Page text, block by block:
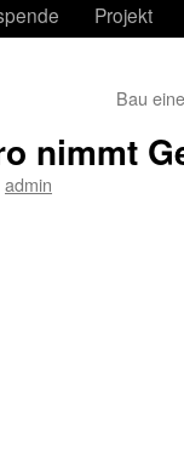
Projekt
Bau
nimmt
admin